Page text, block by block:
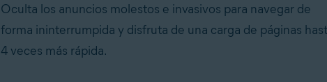
Oculta los anuncios molestos e invasivos para navegar de
forma ininterrumpida y disfruta de una carga de páginas
4 veces más rápida.